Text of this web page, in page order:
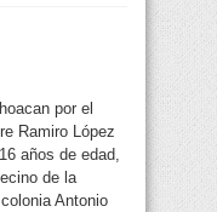
por el
Ramiro López
años de edad,
de la
Antonio